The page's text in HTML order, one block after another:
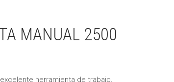
MANUAL 2500
herramienta de trabajo,